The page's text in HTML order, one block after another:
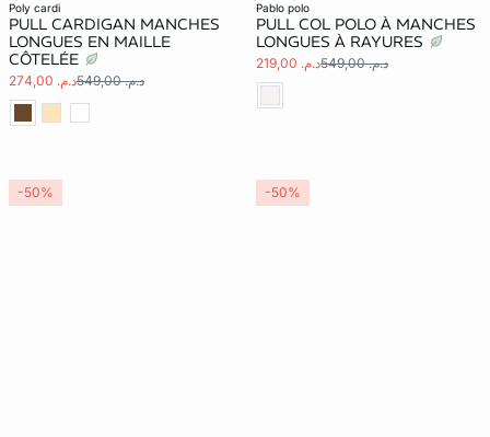
poly cardi
PULL CARDIGAN MANCHES
LONGUES EN MAILLE
CÔTELÉE
د.م. 274,00 د.م. 549,00
pablo polo
PULL COL POLO À MANCHES
LONGUES À RAYURES
د.م. 219,00 د.م. 549,00
-50% -50%